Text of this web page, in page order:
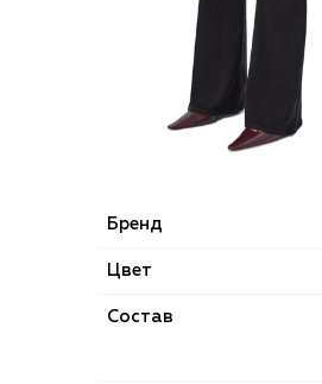
Бренд
Цвет
Состав